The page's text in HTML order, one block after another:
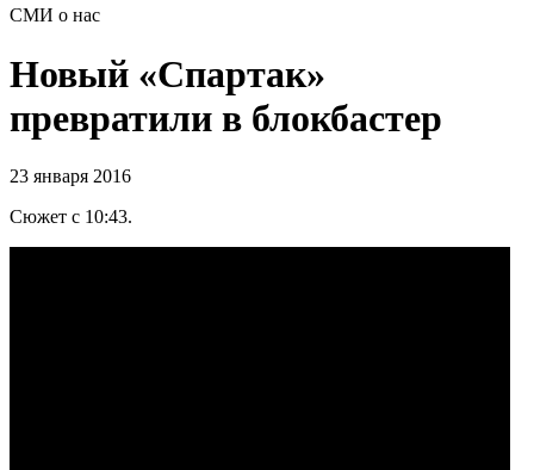
СМИ о нас
Новый «Спартак»
превратили в блокбастер
23 января 2016
Сюжет с 10:43.